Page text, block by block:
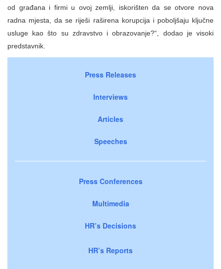
od građana i firmi u ovoj zemlji, iskorišten da se otvore nova
radna mjesta, da se riješi raširena korupcija i poboljšaju ključne
usluge kao što su zdravstvo i obrazovanje?“, dodao je visoki
predstavnik.
Press Releases
Interviews
Articles
Speeches
Press Conferences
Multimedia
HR’s Decisions
HR’s Reports